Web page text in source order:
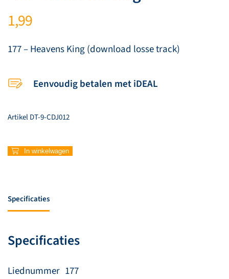
1,99
177 – Heavens King (download losse track)
Eenvoudig betalen met iDEAL
ArtikelDT-9-CDJ012
177
aantal
In winkelwagen
Specificaties
Specificaties
Liednummer 177